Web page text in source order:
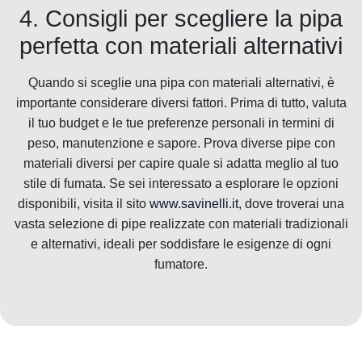
4. Consigli per scegliere la pipa
perfetta con materiali alternativi
Quando si sceglie una pipa con materiali alternativi, è
importante considerare diversi fattori. Prima di tutto, valuta
il tuo budget e le tue preferenze personali in termini di
peso, manutenzione e sapore. Prova diverse pipe con
materiali diversi per capire quale si adatta meglio al tuo
stile di fumata. Se sei interessato a esplorare le opzioni
disponibili, visita il sito www.savinelli.it, dove troverai una
vasta selezione di pipe realizzate con materiali tradizionali
e alternativi, ideali per soddisfare le esigenze di ogni
fumatore.